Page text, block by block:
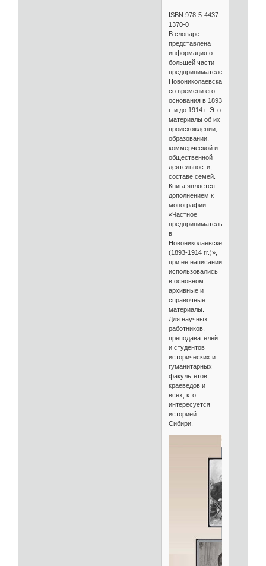
ISBN 978-5-4437-
1370-0
В словаре
представлена
информация о
большей части
предпринимателей
Новониколаевска
со времени его
основания в 1893
г. и до 1914 г. Это
материалы об их
происхождении,
образовании,
коммерческой и
общественной
деятельности,
составе семей.
Книга является
дополнением к
монографии
«Частное
предпринимательство
в
Новониколаевске
(1893-1914 гг.)»,
при ее написании
использовались
в основном
архивные и
справочные
материалы.
Для научных
работников,
преподавателей
и студентов
исторических и
гуманитарных
факультетов,
краеведов и
всех, кто
интересуется
историей
Сибири.